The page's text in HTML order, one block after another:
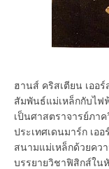
ฮานส์ คริสเตียน เออ
สัมพันธ์แม่เหล็กกับไฟ
เป็นศาสตราจารย์ภา
ประเทศเดนมาร์ก เอ
สนามแม่เหล็กด้วยคว
บรรยายวิชาฟิสิกส์ใน